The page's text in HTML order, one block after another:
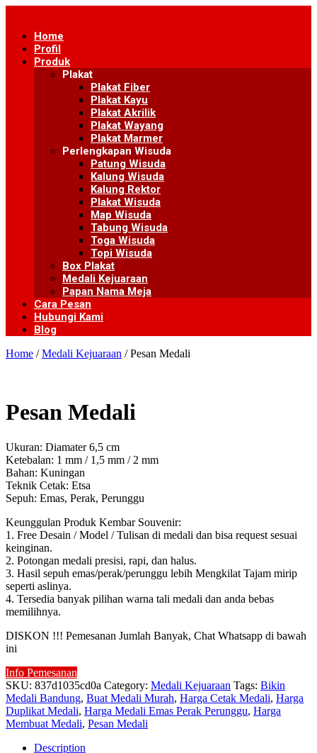
contentHome
Profil
Produk
Plakat
Plakat Fiber
Plakat Kayu
Plakat Akrilik
Plakat Wayang
Plakat Marmer
Perlengkapan Wisuda
Patung Wisuda
Kalung Wisuda
Kalung Rektor
Plakat Wisuda
Map Wisuda
Tabung Wisuda
Toga Wisuda
Topi Wisuda
Box Plakat
Medali Kejuaraan
Papan Nama Meja
Cara Pesan
Hubungi Kami
Blog
Home /Medali Kejuaraan / Pesan Medali
Pesan Medali
Ukuran: Diamater 6,5 cm
Ketebalan: 1 mm / 1,5 mm / 2 mm
Bahan: Kuningan
Teknik Cetak: Etsa
Sepuh: Emas, Perak, Perunggu
Keunggulan Produk Kembar Souvenir:
1. Free Desain / Model / Tulisan di medali dan bisa request sesuai
keinginan.
2. Potongan medali presisi, rapi, dan halus.
3. Hasil sepuh emas/perak/perunggu lebih Mengkilat Tajam mirip
seperti aslinya.
4. Tersedia banyak pilihan warna tali medali dan anda bebas
memilihnya.
DISKON !!! Pemesanan Jumlah Banyak, Chat Whatsapp di bawah
ini
Info Pemesanan
SKU: 837d1035cd0a Category: Medali Kejuaraan Tags: Bikin
Medali Bandung, Buat Medali Murah, Harga Cetak Medali, Harga
Duplikat Medali, Harga Medali Emas Perak Perunggu, Harga
Membuat Medali, Pesan Medali
Description